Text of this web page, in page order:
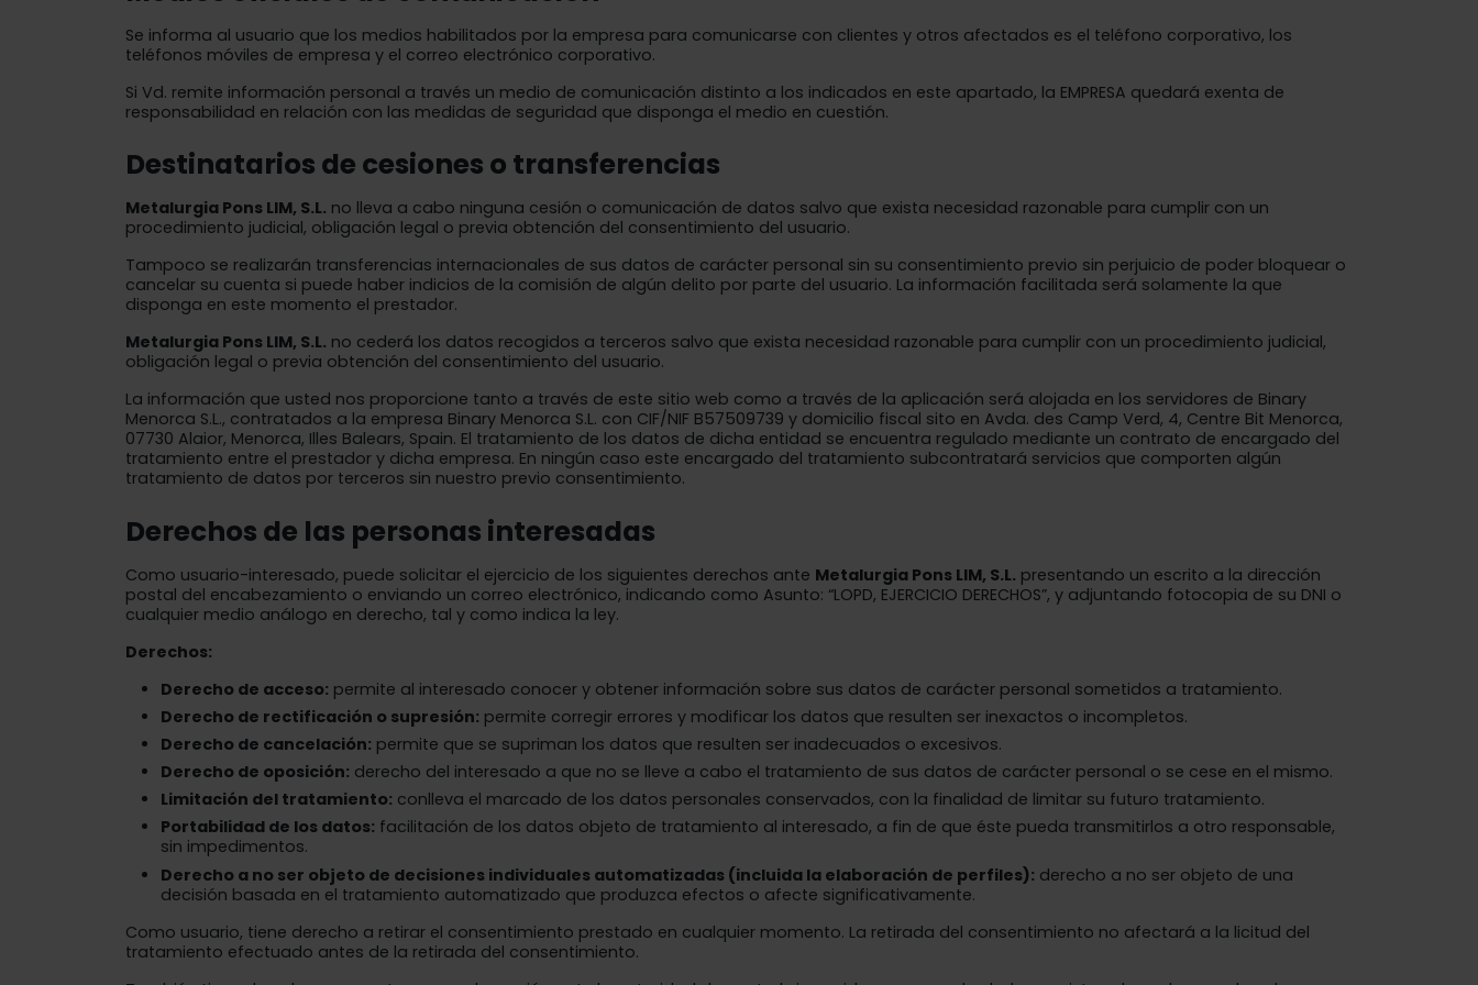
Se informa al usuario que los medios habilitados por la empresa para comunicarse con clientes y otros afectados es el teléfono corporativo, los
teléfonos móviles de empresa y el correo electrónico corporativo.
Si Vd. remite información personal a través un medio de comunicación distinto a los indicados en este apartado, la EMPRESA quedará exenta de
responsabilidad en relación con las medidas de seguridad que disponga el medio en cuestión.
Destinatarios de cesiones o transferencias
Metalurgia Pons LIM, S.L.​​ no lleva a cabo ninguna cesión o comunicación de datos salvo que exista necesidad razonable para cumplir con un
procedimiento judicial, obligación legal o previa obtención del consentimiento del usuario.
Tampoco se realizarán transferencias internacionales de sus datos de carácter personal sin su consentimiento previo sin perjuicio de poder bloquear o
cancelar su cuenta si puede haber indicios de la comisión de algún delito por parte del usuario. La información facilitada será solamente la que
disponga en este momento el prestador.
Metalurgia Pons LIM, S.L.​​ no cederá los datos recogidos a terceros salvo que exista necesidad razonable para cumplir con un procedimiento judicial,
obligación legal o previa obtención del consentimiento del usuario.
La información que usted nos proporcione tanto a través de este sitio web como a través de la aplicación será alojada en los servidores de Binary
Menorca S.L., contratados a la empresa Binary Menorca S.L. con CIF/NIF B57509739​ y domicilio fiscal sito en Avda. des Camp Verd, 4, Centre Bit Menorca,
07730 Alaior, Menorca, Illes Balears, Spain. El tratamiento de los datos de dicha entidad se encuentra regulado mediante un contrato de encargado del
tratamiento entre el prestador y dicha empresa. En ningún caso este encargado del tratamiento subcontratará servicios que comporten algún
tratamiento de datos por terceros sin nuestro previo consentimiento.
Derechos de las personas interesadas
Como usuario-interesado, puede solicitar el ejercicio de los siguientes derechos ante Metalurgia Pons LIM, S.L.​​ presentando un escrito a la dirección
postal del encabezamiento o enviando un correo electrónico, indicando como Asunto: “LOPD, EJERCICIO DERECHOS”, y adjuntando fotocopia de su DNI o
cualquier medio análogo en derecho, tal y como indica la ley.
Derechos:
Derecho de acceso: permite al interesado conocer y obtener información sobre sus datos de carácter personal sometidos a tratamiento.
Derecho de rectificación o supresión: permite corregir errores y modificar los datos que resulten ser inexactos o incompletos.
Derecho de cancelación: permite que se supriman los datos que resulten ser inadecuados o excesivos.
Derecho de oposición: derecho del interesado a que no se lleve a cabo el tratamiento de sus datos de carácter personal o se cese en el mismo.
Limitación del tratamiento: conlleva el marcado de los datos personales conservados, con la finalidad de limitar su futuro tratamiento.
Portabilidad de los datos: facilitación de los datos objeto de tratamiento al interesado, a fin de que éste pueda transmitirlos a otro responsable,
sin impedimentos.
Derecho a no ser objeto de decisiones individuales automatizadas (incluida la elaboración de perfiles): derecho a no ser objeto de una
decisión basada en el tratamiento automatizado que produzca efectos o afecte significativamente.
Como usuario, tiene derecho a retirar el consentimiento prestado en cualquier momento. La retirada del consentimiento no afectará a la licitud del
tratamiento efectuado antes de la retirada del consentimiento.